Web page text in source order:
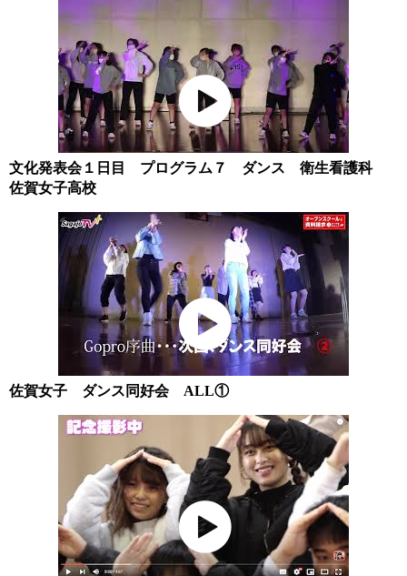
文化発表会１日目 プログラム７ ダンス 衛生看護科
佐賀女子高校
佐賀女子 ダンス同好会 ALL①